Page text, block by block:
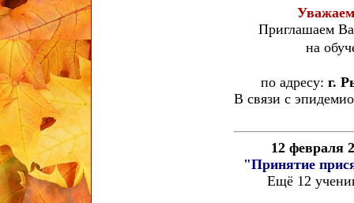
Приглашаем
на
по адресу: г.
В связи с
12 февраля
"Принятие
Ещё 12